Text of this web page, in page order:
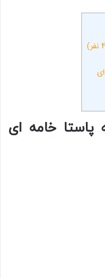
پاستا خامه‌ ای